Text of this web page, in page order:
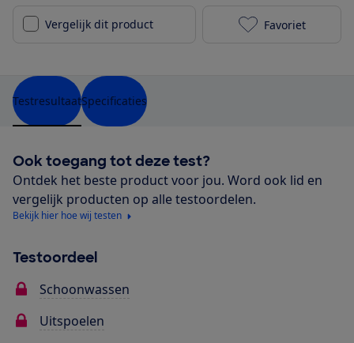
Vergelijk dit product Samsung
Favoriet
TestresultaatSpecificaties
Ook toegang tot deze test?
Ontdek het beste product voor jou. Word ook lid en
vergelijk producten op alle testoordelen.
Bekijk hier hoe wij testen
Testoordeel
Schoonwassen
Uitspoelen